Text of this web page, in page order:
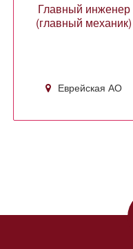
Главный инженер
(главный механик)
Еврейская АО